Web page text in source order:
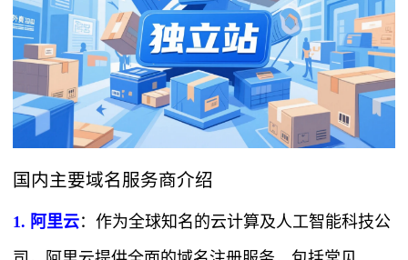
国内主要域名服务商介绍
1. 阿里云：作为全球知名的云计算及人工智能科技公